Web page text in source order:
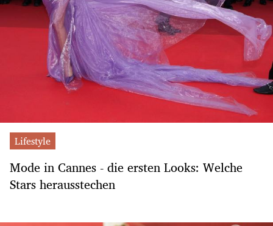
Lifestyle
Mode in Cannes - die ersten Looks: Welche
Stars herausstechen